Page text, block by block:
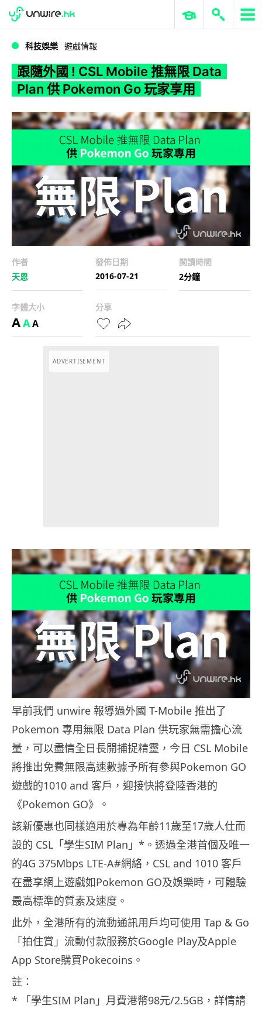
WWDC 2026 ERP 與商業 AI
科技娛樂 遊戲情報
跟隨外國 ! CSL Mobile 推無限 Data
Plan 供 Pokemon Go 玩家享用
作者
天恩
發佈日期
2016-07-21
閱讀時間
2分鐘
字體大小
AAA
分享
ADVERTISEMENT
早前我們 unwire 報導過外國 T-Mobile 推出了
Pokemon 專用無限 Data Plan 供玩家無需擔心流
量，可以盡情全日長開捕捉精靈，今日 CSL Mobile
將推出免費無限高速數據予所有參與Pokemon GO
遊戲的1010 and 客戶，迎接快將登陸香港的
《Pokemon GO》。
該新優惠也同樣適用於專為年齡11歲至17歲人仕而
設的 CSL「學生SIM Plan」*。透過全港首個及唯一
的4G 375Mbps LTE-A#網絡，CSL and 1010 客戶
在盡享網上遊戲如Pokemon GO及娛樂時，可體驗
最高標準的質素及速度。
此外，全港所有的流動通訊用戶均可使用 Tap & Go
「拍住賞」流動付款服務於Google Play及Apple
App Store購買Pokecoins。
註：
* 「學生SIM Plan」月費港幣98元/2.5GB，詳情請